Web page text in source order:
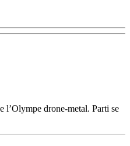
l’Olympe drone-metal. Parti se